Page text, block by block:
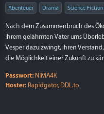
Abenteuer Drama Science Fiction
Nach dem Zusammenbruch des
ihrem gelähmten Vater ums
Vesper dazu zwingt, ihren
die Möglichkeit einer Zukunft zu
Passwort: NIMA4K
Hoster: Rapidgator, DDL.to